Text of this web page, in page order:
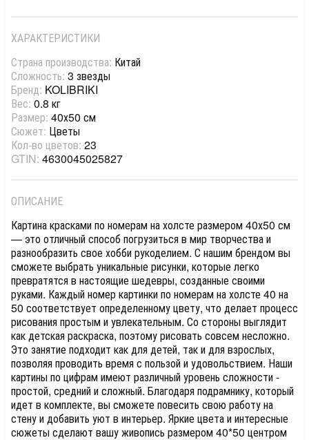
ХАРАКТЕРИСТИКИ
Страна производства: Китай
Сложность: 3 звезды
Бренд: KOLIBRIKI
Вес: 0.8 кг
Размер: 40х50 см
Сюжет: Цветы
Кол-во цветов: 23
GTIN: 4630045025827
ОПИСАНИЕ
Картина красками по номерам на холсте размером 40х50 см
— это отличный способ погрузиться в мир творчества и
разнообразить свое хобби рукоделием. С нашим брендом вы
сможете выбрать уникальные рисунки, которые легко
превратятся в настоящие шедевры, созданные своими
руками. Каждый номер картинки по номерам на холсте 40 на
50 соответствует определенному цвету, что делает процесс
рисования простым и увлекательным. Со стороны выглядит
как детская раскраска, поэтому рисовать совсем несложно.
Это занятие подходит как для детей, так и для взрослых,
позволяя проводить время с пользой и удовольствием. Наши
картины по цифрам имеют различный уровень сложности -
простой, средний и сложный. Благодаря подрамнику, который
идет в комплекте, вы сможете повесить свою работу на
стену и добавить уют в интерьер. Яркие цвета и интересные
сюжеты сделают вашу живопись размером 40*50 центром